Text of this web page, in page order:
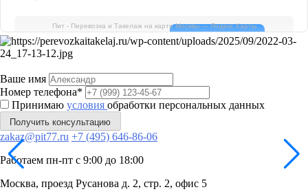
Пит - Перевозка и Такелаж на карте Москвы — Яндекс Карты
Ваше имя
Номер телефона*
Принимаю условия обработки персональных данных
Получить консультацию
zakaz@pit77.ru +7 (495) 646-86-06
Работаем пн-пт с 9:00 до 18:00
Москва, проезд Русанова д. 2, стр. 2, офис 5